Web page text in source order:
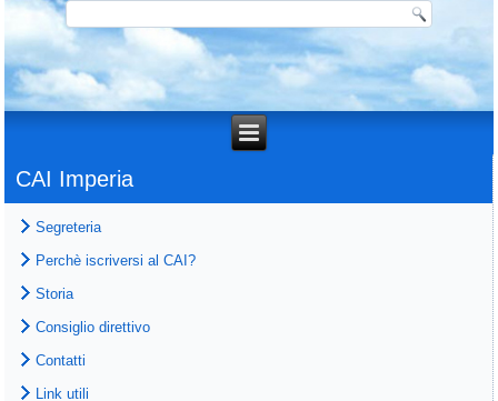
CAI Imperia
Segreteria
Perchè iscriversi al CAI?
Storia
Consiglio direttivo
Contatti
Link utili